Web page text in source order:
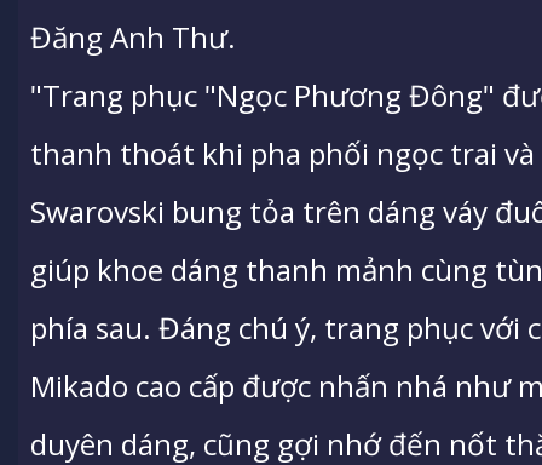
Đăng Anh Thư.
"Trang phục "Ngọc Phương Đông"
thanh thoát khi pha phối ngọc trai
Swarovski bung tỏa trên dáng váy
giúp khoe dáng thanh mảnh cùng
phía sau. Đáng chú ý, trang phục với
Mikado cao cấp được nhấn nhá như
duyên dáng, cũng gợi nhớ đến nốt